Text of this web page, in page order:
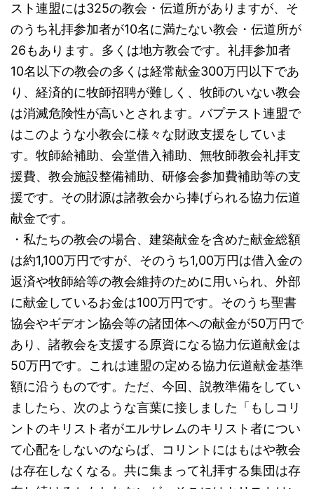
スト連盟には325の教会・伝道所がありますが、そ
のうち礼拝参加者が10名に満たない教会・伝道所が
26もあります。多くは地方教会です。礼拝参加者
10名以下の教会の多くは経常献金300万円以下であ
り、経済的に牧師招聘が難しく、牧師のいない教会
は消滅危険性が高いとされます。バプテスト連盟で
はこのような小教会に様々な財政支援をしていま
す。牧師給補助、会堂借入補助、無牧師教会礼拝支
援費、教会施設整備補助、研修会参加費補助等の支
援です。その財源は諸教会から捧げられる協力伝道
献金です。
・私たちの教会の場合、建築献金を含めた献金総額
は約1,100万円ですが、そのうち1,00万円は借入金の
返済や牧師給等の教会維持のために用いられ、外部
に献金しているお金は100万円です。そのうち聖書
協会やギデオン協会等の諸団体への献金が50万円で
あり、諸教会を支援する原資になる協力伝道献金は
50万円です。これは連盟の定める協力伝道献金基準
額に沿うものです。ただ、今回、説教準備をしてい
ましたら、次のような言葉に接しました「もしコリ
ントのキリスト者がエルサレムのキリスト者につい
て心配をしないのならば、コリントにはもはや教会
は存在しなくなる。共に集まって礼拝する集団は存